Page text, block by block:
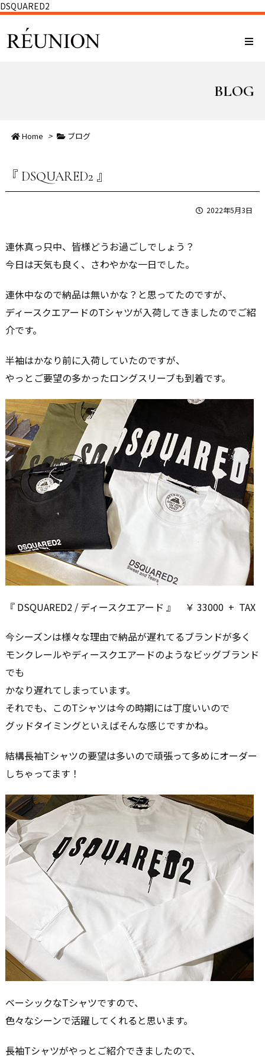
DSQUARED2
BLOG
Home > ブログ
『 DSQUARED2 』
2022年5月3日
連休真っ只中、皆様どうお過ごしでしょう？
今日は天気も良く、さわやかな一日でした。
連休中なので納品は無いかな？と思ってたのですが、
ディースクエアードのTシャツが入荷してきましたのでご紹
介です。
半袖はかなり前に入荷していたのですが、
やっとご要望の多かったロングスリーブも到着です。
『 DSQUARED2 / ディースクエアード 』 ￥ 33000 + TAX
今シーズンは様々な理由で納品が遅れてるブランドが多く
モンクレールやディースクエアードのようなビッグブランド
でも
かなり遅れてしまっています。
それでも、このTシャツは今の時期には丁度いいので
グッドタイミングといえばそんな感じですかね。
結構長袖Tシャツの要望は多いので頑張って多めにオーダー
しちゃってます！
ベーシックなTシャツですので、
色々なシーンで活躍してくれると思います。
長袖Tシャツがやっとご紹介できましたので、